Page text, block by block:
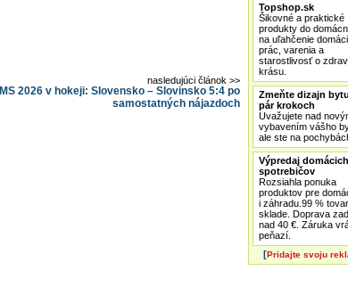
nasledujúci článok >>
MS 2026 v hokeji: Slovensko – Slovinsko 5:4 po
samostatných nájazdoch
Topshop.sk
Šikovné a praktické
produkty do
na uľahčenie
prác, varenia a
starostlivosť o
krásu.
Zmeňte dizajn
pár krokoch
Uvažujete nad
vybavením vášho
ale ste na
Výpredaj domácich
spotrebičov
Rozsiahla ponuka
produktov pre
i záhradu.99 %
sklade. Doprava
nad 40 €. Záruka
peňazí.
[Pridajte svoju